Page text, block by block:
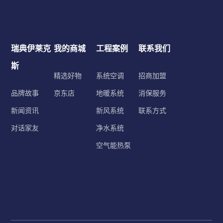
瑞典伊莱克
斯
品牌故事
新闻资讯
对话家友
我的商城
精选好物
京东店
工程案例
系统空调
地暖系统
新风系统
净水系统
空气能热泵
联系我们
招商加盟
消保服务
联系方式